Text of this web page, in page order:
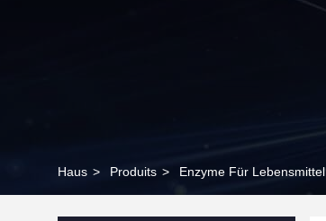
Haus > Produits > Enzyme Für Lebensmittel